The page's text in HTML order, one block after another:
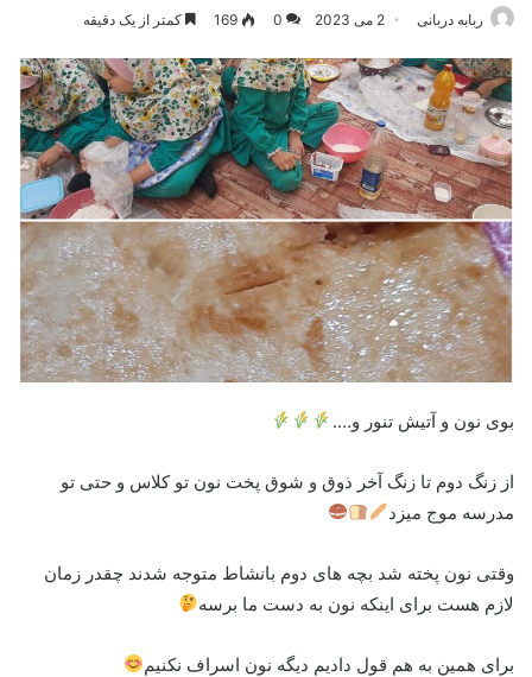
ربابه دربانی 2 می 2023 0
169 کمتر از یک دقیقه
بوی نون و آتیش تنور و….
از زنگ دوم تا زنگ آخر ذوق و شوق پخت نون تو کلاس و حتی تو
مدرسه موج میزد
وقتی نون پخته شد بچه های دوم بانشاط متوجه شدند چقدر زمان
لازم هست برای اینکه نون به دست ما برسه
برای همین به هم قول دادیم دیگه نون اسراف نکنیم